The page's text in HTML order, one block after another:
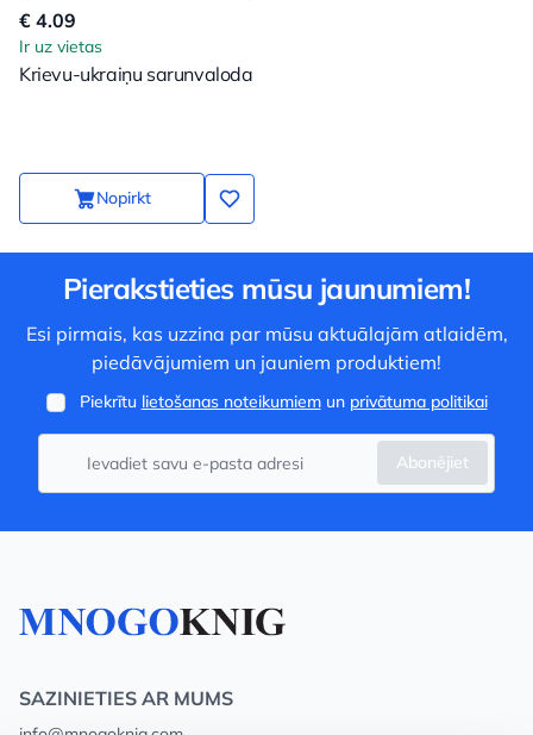
€ 4.09
Ir uz vietas
Krievu-ukraiņu sarunvaloda
Nopirkt
Pierakstieties mūsu jaunumiem!
Esi pirmais, kas uzzina par mūsu aktuālajām atlaidēm,
piedāvājumiem un jauniem produktiem!
Piekrītu lietošanas noteikumiemun privātuma politikai
Abonējiet
SAZINIETIES AR MUMS